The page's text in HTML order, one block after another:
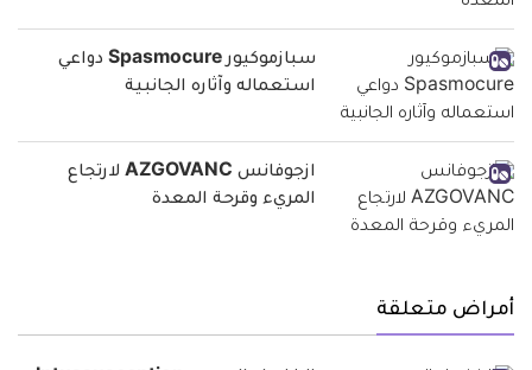
سبازموكيور Spasmocure دواعي
استعماله وآثاره الجانبية
ازجوفانس AZGOVANC لارتجاع
المريء وقرحة المعدة
أمراض متعلقة